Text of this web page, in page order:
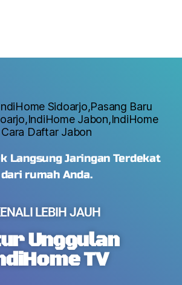
Langsung Jaringan Terdekat
dari rumah Anda.
LEBIH JAUH
Unggulan
TV